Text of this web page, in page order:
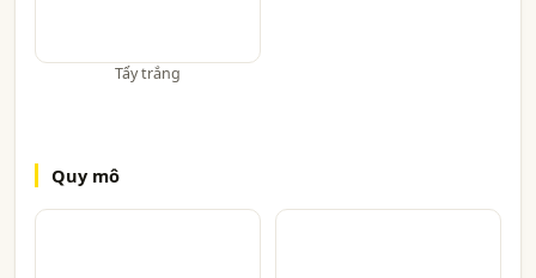
Tẩy trắng
Quy mô